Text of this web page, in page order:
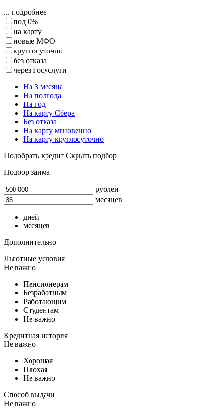
... подробнее
под 0%
на карту
новые МФО
круглосуточно
без отказа
через Госуслуги
На 3 месяца
На полгода
На год
На карту Сбера
Без отказа
На карту мгновенно
На карту круглосуточно
Подобрать кредит Скрыть подбор
Подбор займа
рублей
месяцев
дней
месяцев
Дополнительно
Льготные условия
Не важно
Пенсионерам
Безработным
Работающим
Студентам
Не важно
Кредитная история
Не важно
Хорошая
Плохая
Не важно
Способ выдачи
Не важно